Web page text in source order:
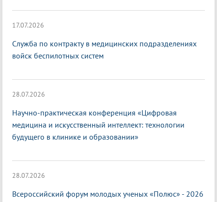
17.07.2026
Служба по контракту в медицинских подразделениях
войск беспилотных систем
28.07.2026
Научно-практическая конференция «Цифровая
медицина и искусственный интеллект: технологии
будущего в клинике и образовании»
28.07.2026
Всероссийский форум молодых ученых «Полюс» - 2026